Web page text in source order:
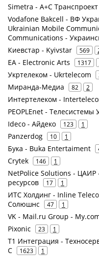
Simetra - А+С
Vodafone Bakcell - ВФ
Ukrainian Mobile
Communications -
Киевстар - Kyivstar 569
EA - Electronic Arts 1317
Укртелеком - Ukrtelecom
Миранда-Медиа 82 2
Интертелеком -
PEOPLEnet - Телесистемы
Ideco - Айдеко 123 1
Panzerdog 10 1
Бука - Buka Entertaiment
Crytek 146 1
NetPolice Solutions - ЦАИР
ресурсов
17 1
ИТС Холдинг - Inline
Солюшнс
47 1
VK - Mail.ru Group -
Pixonic 23 1
Т1 Интеграция -
С
1623 1